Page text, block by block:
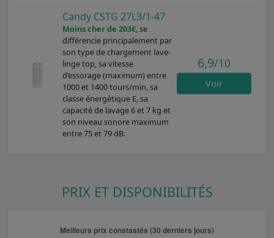
Candy CSTG 27L3/1-47
Moins cher de 203€, se
différencie principalement par
son type de chargement lave-
linge top, sa vitesse
d’essorage (maximum) entre
1000 et 1400 tours/min, sa
classe énergétique E, sa
capacité de lavage 6 et 7 kg et
son niveau sonore maximum
entre 75 et 79 dB.
6,9/10
Voir
PRIX ET DISPONIBILITÉS